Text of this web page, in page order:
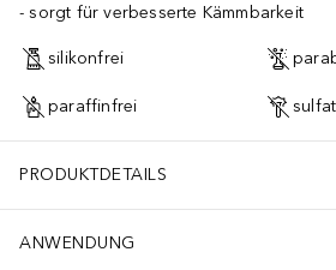
sorgt für verbesserte Kämmbarkeit
silikonfrei
paraffinfrei
PRODUKTDETAILS
ANWENDUNG